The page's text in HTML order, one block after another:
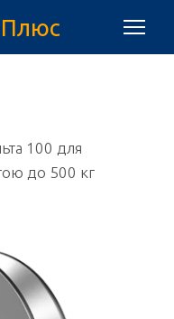
100 для
до 500 кг